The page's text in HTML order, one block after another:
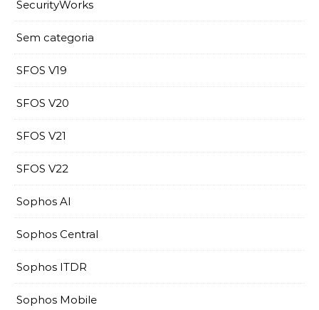
SecurityWorks
Sem categoria
SFOS V19
SFOS V20
SFOS V21
SFOS V22
Sophos AI
Sophos Central
Sophos ITDR
Sophos Mobile